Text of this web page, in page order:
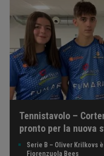
Tennistavolo –
pronto per la nuova
Serie B – Oliver Krilkovs
Fiorenzuola Bees